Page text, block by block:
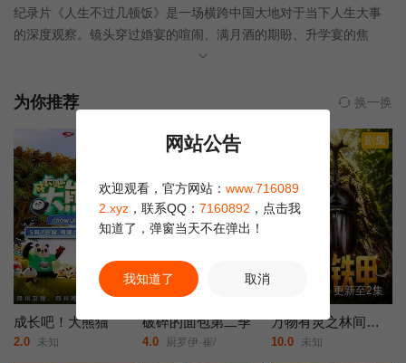
第03集 第04集 第05集
纪录片《人生不过几顿饭》是一场横跨中国大地对于当下人生大事
的深度观察。镜头穿过婚宴的喧闹、满月酒的期盼、升学宴的焦
灼、散伙饭的释然、乔迁宴的向往、庆功宴的激昂与生命谢宴的沉
为你推荐 换一换
全13集
成长吧！大熊猫
2.0 未知
正片
破碎的面包第二季
4.0 厨罗伊·崔/
剧集
更新至2集
万物有灵之林间铁甲
10.0 未知
网站公告
欢迎观看，官方网站： www.716089
2.xyz ，联系QQ： 7160892 ，点击我
知道了，弹窗当天不在弹出！
我知道了 取消